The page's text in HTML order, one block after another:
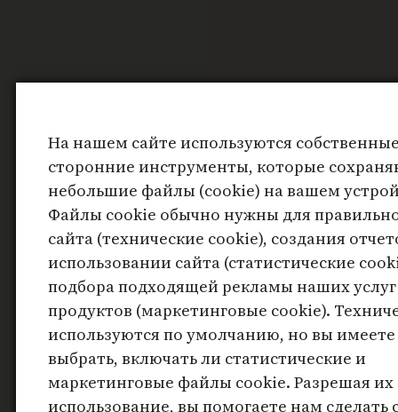
На нашем сайте используются
сторонние инструменты, которые
небольшие файлы (cookie) на вашем
Файлы cookie обычно нужны для
сайта (технические cookie), создания
использовании сайта (статистические
подбора подходящей рекламы наших
продуктов (маркетинговые cookie).
используются по умолчанию, но вы
выбрать, включать ли статистические и
маркетинговые файлы cookie. Разрешая их
использование, вы помогаете нам сделать